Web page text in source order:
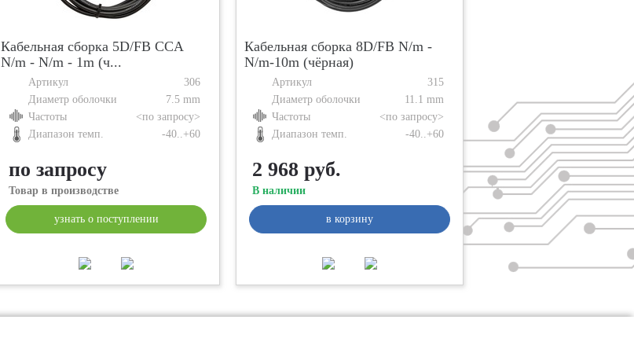
Кабельная сборка 5D/FB CCA
N/m - N/m - 1m (ч...
Артикул
306
Диаметр оболочки
7.5 mm
Частоты
<по запросу>
Диапазон темп.
-40..+60
по запросу
Товар в производстве
узнать о поступлении
Кабельная сборка 8D/FB N/m -
N/m-10m (чёрная)
Артикул
315
Диаметр оболочки
11.1 mm
Частоты
<по запросу>
Диапазон темп.
-40..+60
2 968 руб.
В наличии
в корзину